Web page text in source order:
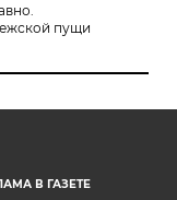
пущи
В ГАЗЕТЕ